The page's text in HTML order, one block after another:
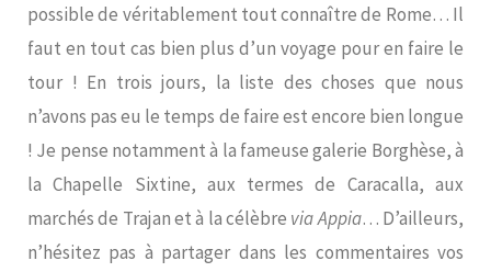
possible de véritablement tout connaître de Rome… Il
faut en tout cas bien plus d’un voyage pour en faire le
tour ! En trois jours, la liste des choses que nous
n’avons pas eu le temps de faire est encore bien longue
! Je pense notamment à la fameuse galerie Borghèse, à
la Chapelle Sixtine, aux termes de Caracalla, aux
marchés de Trajan et à la célèbre via Appia… D’ailleurs,
n’hésitez pas à partager dans les commentaires vos